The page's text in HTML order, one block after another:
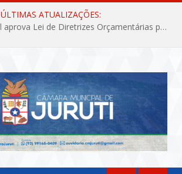
ÚLTIMAS ATUALIZAÇÕES:
Câmara Municipal aprova Lei de Diretrizes Orçamentárias para o exercício financeiro de 2027